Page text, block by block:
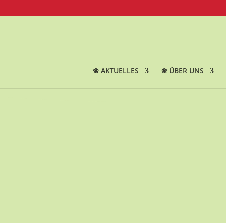
❀ AKTUELLES ❀ ÜBER UNS